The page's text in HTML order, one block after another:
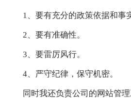
1、要有充分的政策依据和事
2、要有准确性。
3、要雷厉风行。
4、严守纪律，保守机密。
同时我还负责公司的网站管理